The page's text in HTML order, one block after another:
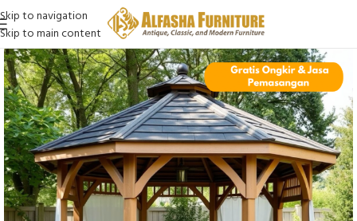
Skip to navigation
Skip to main content